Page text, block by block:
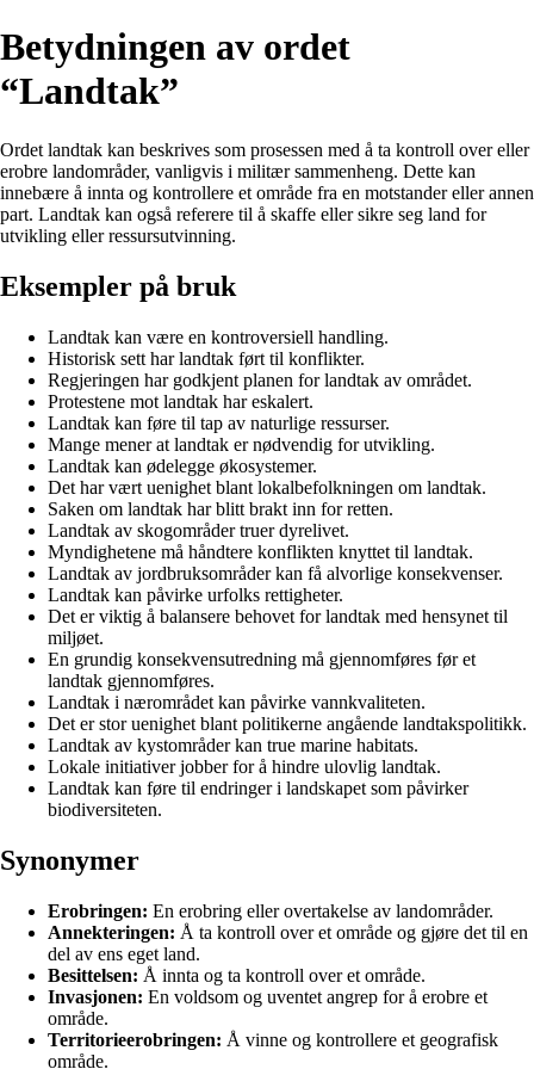
Betydningen av ordet
“Landtak”
Ordet landtak kan beskrives som prosessen med å ta kontroll over eller
erobre landområder, vanligvis i militær sammenheng. Dette kan
innebære å innta og kontrollere et område fra en motstander eller annen
part. Landtak kan også referere til å skaffe eller sikre seg land for
utvikling eller ressursutvinning.
Eksempler på bruk
Landtak kan være en kontroversiell handling.
Historisk sett har landtak ført til konflikter.
Regjeringen har godkjent planen for landtak av området.
Protestene mot landtak har eskalert.
Landtak kan føre til tap av naturlige ressurser.
Mange mener at landtak er nødvendig for utvikling.
Landtak kan ødelegge økosystemer.
Det har vært uenighet blant lokalbefolkningen om landtak.
Saken om landtak har blitt brakt inn for retten.
Landtak av skogområder truer dyrelivet.
Myndighetene må håndtere konflikten knyttet til landtak.
Landtak av jordbruksområder kan få alvorlige konsekvenser.
Landtak kan påvirke urfolks rettigheter.
Det er viktig å balansere behovet for landtak med hensynet til
miljøet.
En grundig konsekvensutredning må gjennomføres før et
landtak gjennomføres.
Landtak i nærområdet kan påvirke vannkvaliteten.
Det er stor uenighet blant politikerne angående landtakspolitikk.
Landtak av kystområder kan true marine habitats.
Lokale initiativer jobber for å hindre ulovlig landtak.
Landtak kan føre til endringer i landskapet som påvirker
biodiversiteten.
Synonymer
Erobringen: En erobring eller overtakelse av landområder.
Annekteringen: Å ta kontroll over et område og gjøre det til en
del av ens eget land.
Besittelsen: Å innta og ta kontroll over et område.
Invasjonen: En voldsom og uventet angrep for å erobre et
område.
Territorieerobringen: Å vinne og kontrollere et geografisk
område.